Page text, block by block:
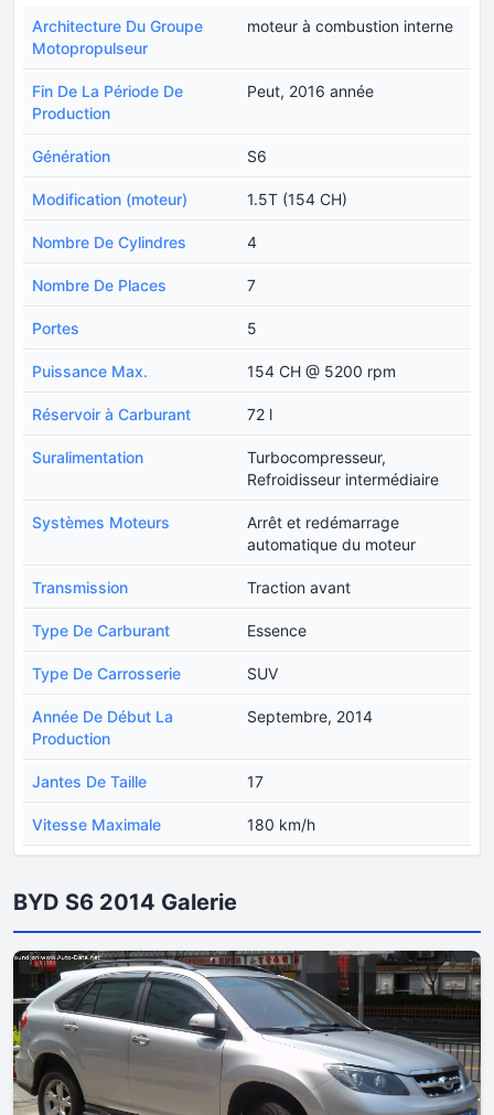
Architecture Du Groupe
Motopropulseur
moteur à combustion interne
Fin De La Période De
Production
Peut, 2016 année
Génération S6
Modification (moteur) 1.5T (154 CH)
Nombre De Cylindres 4
Nombre De Places 7
Portes 5
Puissance Max. 154 CH @ 5200 rpm
Réservoir à Carburant 72 l
Suralimentation
Turbocompresseur,
Refroidisseur intermédiaire
Systèmes Moteurs
Arrêt et redémarrage
automatique du moteur
Transmission Traction avant
Type De Carburant Essence
Type De Carrosserie SUV
Année De Début La
Production
Septembre, 2014
Jantes De Taille 17
Vitesse Maximale 180 km/h
BYD S6 2014 Galerie